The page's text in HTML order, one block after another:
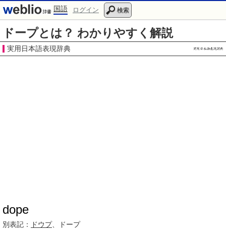
国語 ログイン 検索
ドープとは？ わかりやすく解説
実用日本語表現辞典
dope
別表記： ドウプ、ドープ